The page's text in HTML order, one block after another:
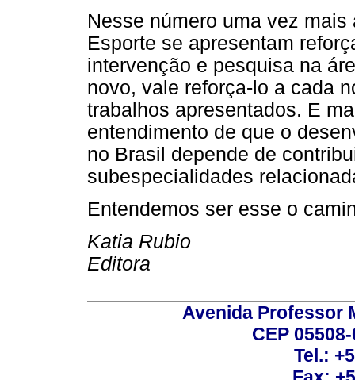
Nesse número uma vez
Esporte se apresentam
intervenção e pesquisa na
novo, vale reforça-lo a cada
trabalhos apresentados. E
entendimento de que o
no Brasil depende de
subespecialidades
Entendemos ser esse o
Katia Rubio
Editora
Avenida Professor
CEP
Tel.: